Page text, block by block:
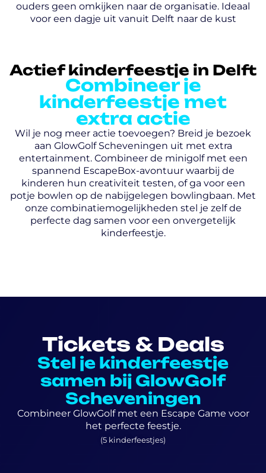
ouders geen omkijken naar de organisatie. Ideaal
voor een dagje uit vanuit Delft naar de kust
Actief kinderfeestje in Delft
Combineer je
kinderfeestje met
extra actie
Wil je nog meer actie toevoegen? Breid je bezoek
aan GlowGolf Scheveningen uit met extra
entertainment. Combineer de minigolf met een
spannend EscapeBox-avontuur waarbij de
kinderen hun creativiteit testen, of ga voor een
potje bowlen op de nabijgelegen bowlingbaan. Met
onze combinatiemogelijkheden stel je zelf de
perfecte dag samen voor een onvergetelijk
kinderfeestje.
Tickets & Deals
Stel je kinderfeestje
samen bij GlowGolf
Scheveningen
Combineer GlowGolf met een Escape Game voor
het perfecte feestje.
(5 kinderfeestjes)